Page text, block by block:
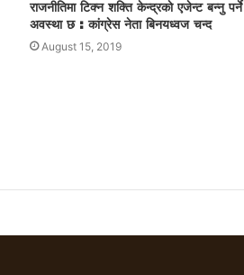
राजनीतिमा टिक्न शक्ति केन्द्रकाे एजेन्ट बन्नु पर्ने
अवस्था छ : कांग्रेस नेता बिनयध्वज चन्द
August 15, 2019